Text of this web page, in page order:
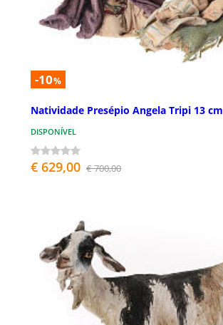
-10%
Natividade Presépio Angela Tripi 13 cm
DISPONÍVEL
€ 629,00 € 700,00